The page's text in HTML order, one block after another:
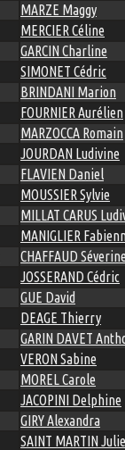
MARZE Maggy
MERCIER Céline
GARCIN Charline
SIMONET Cédric
BRINDANI Marion
FOURNIER Aurélien
MARZOCCA Romain
JOURDAN Ludivine
FLAVIEN Daniel
MOUSSIER Sylvie
MILLAT CARUS
MANIGLIER
CHAFFAUD
JOSSERAND Cédric
GUE David
DEAGE Thierry
GARIN DAVET
VERON Sabine
MOREL Carole
JACOPINI Delphine
GIRY Alexandra
SAINT MARTIN